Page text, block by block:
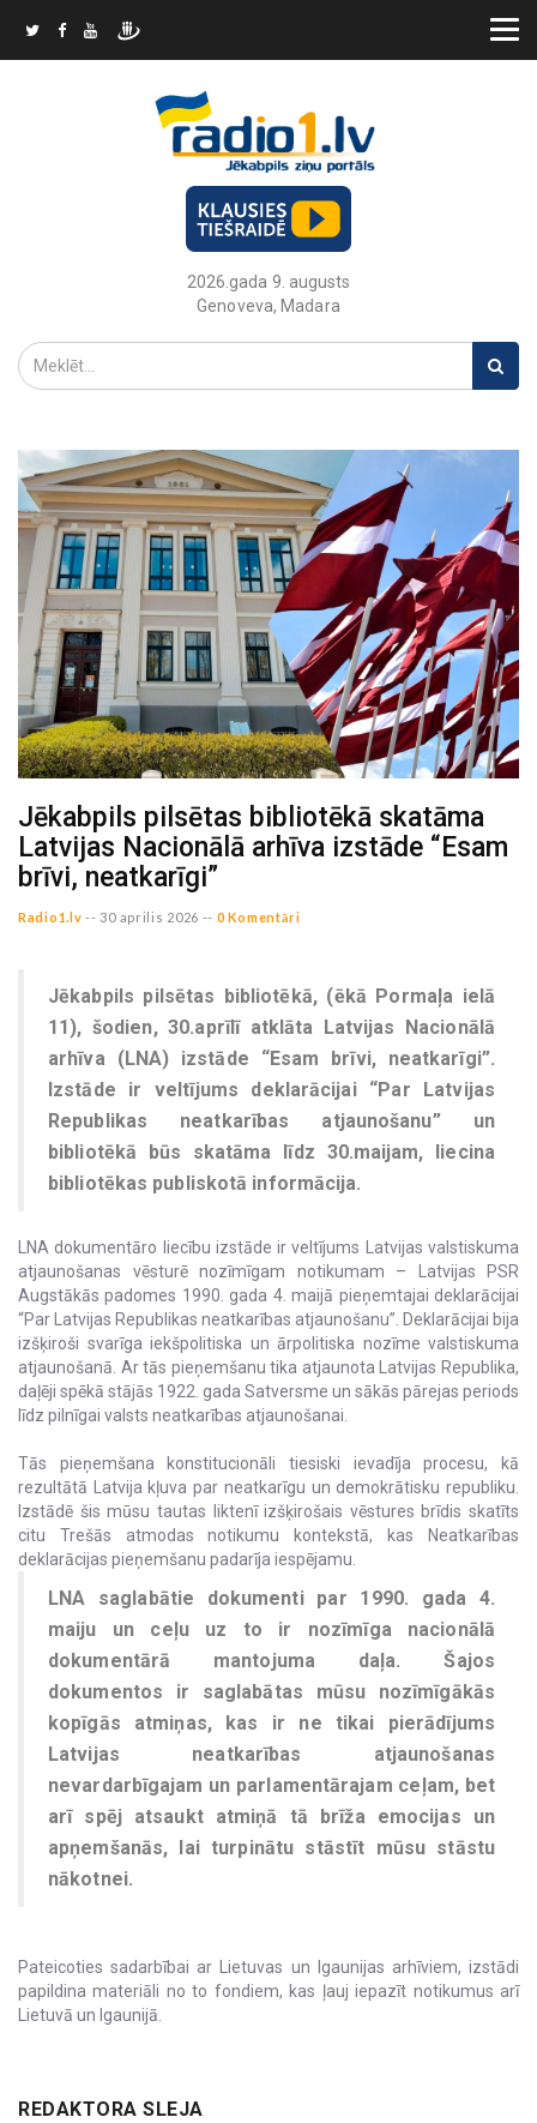
2026.gada 9. augusts
Genoveva, Madara
Jēkabpils pilsētas bibliotēkā skatāma
Latvijas Nacionālā arhīva izstāde “Esam
brīvi, neatkarīgi”
Radio1.lv -- 30 aprilis 2026 -- 0 Komentāri
Jēkabpils pilsētas bibliotēkā, (ēkā Pormaļa ielā
11), šodien, 30.aprīlī atklāta Latvijas Nacionālā
arhīva (LNA) izstāde “Esam brīvi, neatkarīgi”.
Izstāde ir veltījums deklarācijai “Par Latvijas
Republikas neatkarības atjaunošanu” un
bibliotēkā būs skatāma līdz 30.maijam, liecina
bibliotēkas publiskotā informācija.
LNA dokumentāro liecību izstāde ir veltījums Latvijas valstiskuma
atjaunošanas vēsturē nozīmīgam notikumam – Latvijas PSR
Augstākās padomes 1990. gada 4. maijā pieņemtajai deklarācijai
“Par Latvijas Republikas neatkarības atjaunošanu”. Deklarācijai bija
izšķiroši svarīga iekšpolitiska un ārpolitiska nozīme valstiskuma
atjaunošanā. Ar tās pieņemšanu tika atjaunota Latvijas Republika,
daļēji spēkā stājās 1922. gada Satversme un sākās pārejas periods
līdz pilnīgai valsts neatkarības atjaunošanai.
Tās pieņemšana konstitucionāli tiesiski ievadīja procesu, kā
rezultātā Latvija kļuva par neatkarīgu un demokrātisku republiku.
Izstādē šis mūsu tautas liktenī izšķirošais vēstures brīdis skatīts
citu Trešās atmodas notikumu kontekstā, kas Neatkarības
deklarācijas pieņemšanu padarīja iespējamu.
LNA saglabātie dokumenti par 1990. gada 4.
maiju un ceļu uz to ir nozīmīga nacionālā
dokumentārā mantojuma daļa. Šajos
dokumentos ir saglabātas mūsu nozīmīgākās
kopīgās atmiņas, kas ir ne tikai pierādījums
Latvijas neatkarības atjaunošanas
nevardarbīgajam un parlamentārajam ceļam, bet
arī spēj atsaukt atmiņā tā brīža emocijas un
apņemšanās, lai turpinātu stāstīt mūsu stāstu
nākotnei.
Pateicoties sadarbībai ar Lietuvas un Igaunijas arhīviem, izstādi
papildina materiāli no to fondiem, kas ļauj iepazīt notikumus arī
Lietuvā un Igaunijā.
REDAKTORA SLEJA